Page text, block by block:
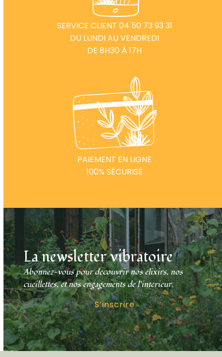
SERVICE CLIENT 04 50 73 93 31
DU LUNDI AU VENDREDI
DE 8H30 À 17H
PAIEMENT EN LIGNE
100% SÉCURISÉ
La newsletter vibratoire
Abonnez-vous pour découvrir nos élixirs, nos
cueillettes, et nos engagements de l’intérieur.
S’inscrire